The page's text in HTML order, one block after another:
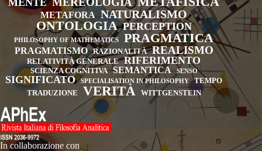
MENTE
METAFORA NATURALISMO
ONTOLOGIA PERCEPTION
PHILOSOPHY OF MATHEMATICS PRAGMATICA
PRAGMATISMO RAZIONALITÀ REALISMO
RELATIVITÀ GENERALE RIFERIMENTO
SCIENZA COGNITIVA SEMANTICA SENSO
SIGNIFICATO SPECIALISATION IN PHILOSOPHY
TEMPO
TRADUZIONE
VERITÀ WITTGENSTEIN
In collaborazione con